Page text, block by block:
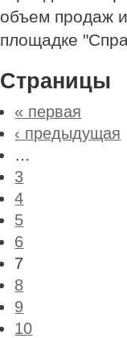
объем продаж
площадке
Страницы
« первая
‹ предыдущая
…
3
4
5
6
7
8
9
10